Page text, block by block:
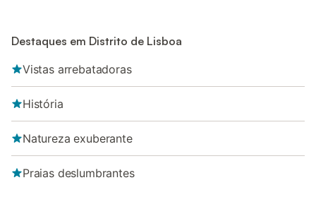
Destaques em Distrito de Lisboa
Vistas arrebatadoras
História
Natureza exuberante
Praias deslumbrantes